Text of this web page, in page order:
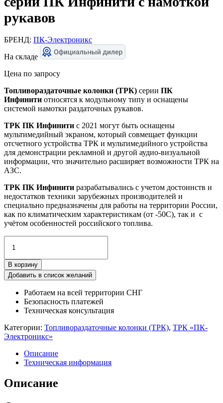
рукавов
БРЕНД: ПК-Электроникс
На складе
Цена по запросу
Топливораздаточные колонки (ТРК) серии ПК
Инфинити относятся к модульному типу и оснащены
системой намотки раздаточных рукавов.
ТРК ПК Инфинити c 2021 могут быть оснащены
мультимедийный экраном, который совмещает функции
отсчетного устройства ТРК и мультимедийного устройства
для демонстрации рекламной и другой аудио-визуальной
информации, что значительно расширяет возможности ТРК на
АЗС.
ТРК ПК Инфинити разрабатывались с учетом достоинств и
недостатков техники зарубежных производителей и
специально предназначены для работы на территории России,
как по климатическим характеристикам (от -50С), так и с
учётом особенностей российского топлива.
товара
Топливораздаточные
колонки
серии
Инфинити
намоткой
В корзину
Добавить в список желаний
Работаем на всей территории СНГ
Безопасность платежей
Техническая консультация
Категории: Топливораздаточные колонки (ТРК), ТРК «ПК-
Электроникс»
Описание
Техническая информация
Описание